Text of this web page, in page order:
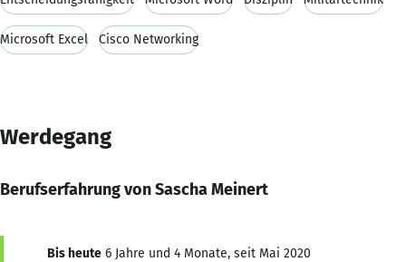
Microsoft Excel Cisco Networking
Werdegang
Berufserfahrung von Sascha Meinert
Bis heute 6 Jahre und 4 Monate, seit Mai 2020